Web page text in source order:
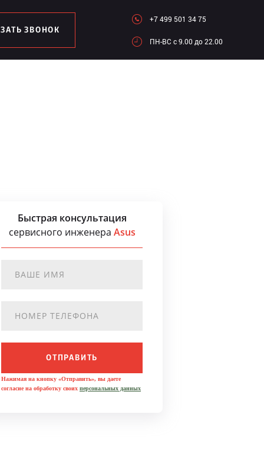
ЗВОНОК
+7 499 501 34 75
ПН-ВC c 9.00 до 22.00
Быстрая консультация
сервисного инженера Asus
ОТПРАВИТЬ
Нажимая на кнопку «Отправить», вы даете
согласие на обработку своих персональных данных